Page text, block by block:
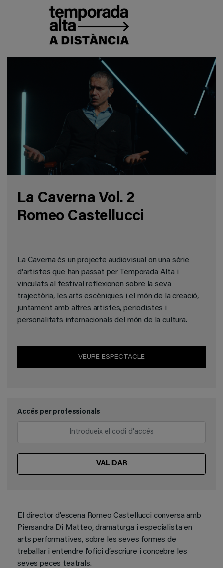
La Caverna Vol. 2
Romeo Castellucci
La Caverna és un projecte audiovisual on una sèrie
d'artistes que han passat per Temporada Alta i
vinculats al festival reflexionen sobre la seva
trajectòria, les arts escèniques i el món de la creació,
juntament amb altres artistes, periodistes i
personalitats internacionals del món de la cultura.
VEURE ESPECTACLE
Accés per professionals
VALIDAR
El director d’escena Romeo Castellucci conversa amb
Piersandra Di Matteo, dramaturga i especialista en
arts performatives, sobre les seves formes de
treballar i entendre l’ofici d’escriure i concebre les
seves peces teatrals.